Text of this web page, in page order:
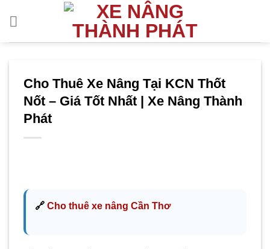
Cho Thuê Xe Nâng Tại KCN Thốt
Nốt – Giá Tốt Nhất | Xe Nâng Thành
Phát
🔗 Cho thuê xe nâng Cần Thơ